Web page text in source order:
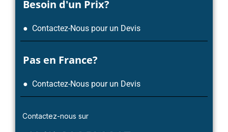
Besoin d'un Prix?
● Contactez-Nous pour un Devis
Pas en France?
● Contactez-Nous pour un Devis
Contactez-nous sur